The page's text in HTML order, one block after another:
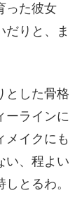
った彼女
だりと、ま
とした骨格
ーラインに
メイクにも
い、程よい
とるわ。